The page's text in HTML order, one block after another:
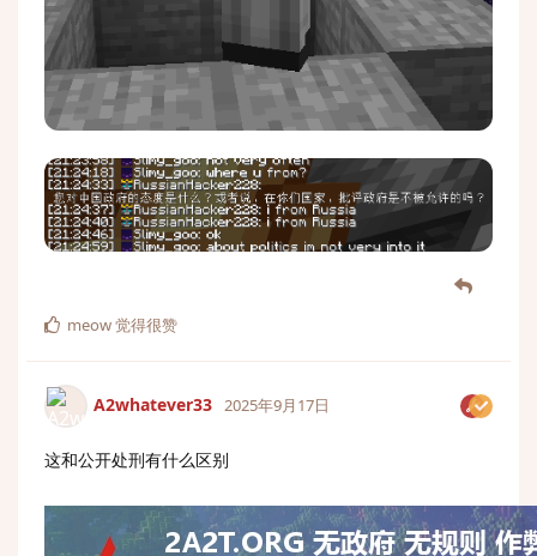
meow觉得很赞
A2whatever33 2025年9月17日
这和公开处刑有什么区别